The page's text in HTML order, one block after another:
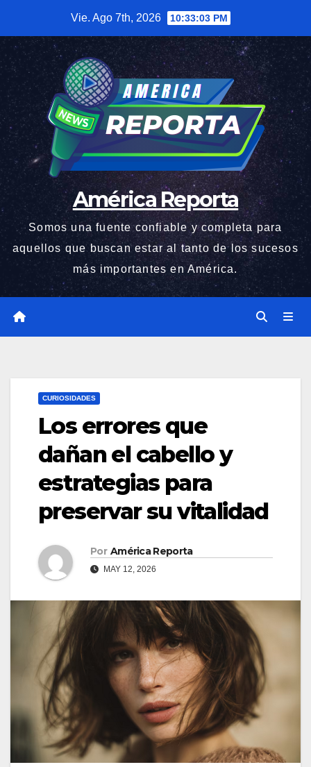
contenido
Vie. Ago 7th, 2026 10:33:04 PM
América Reporta
Somos una fuente confiable y completa para
aquellos que buscan estar al tanto de los sucesos
más importantes en América.
CURIOSIDADES
Los errores que
dañan el cabello y
estrategias para
preservar su vitalidad
Por América Reporta
MAY 12, 2026